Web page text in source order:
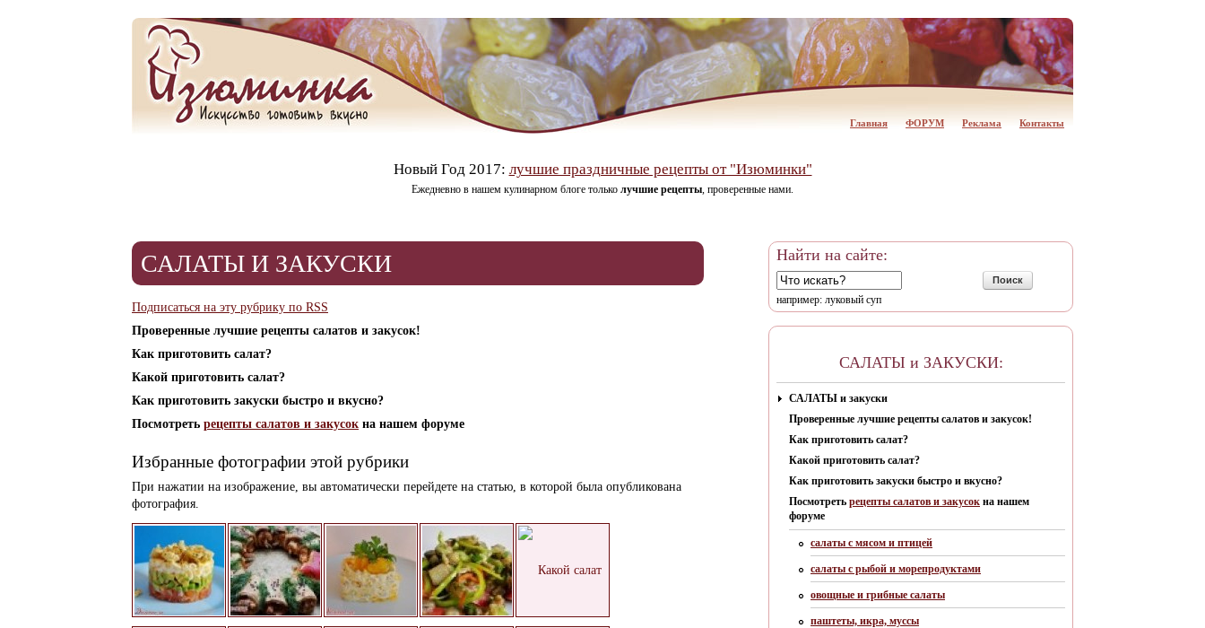
Главная ФОРУМ Реклама Контакты
Новый Год 2017: лучшие праздничные рецепты от "Изюминки"
Ежедневно в нашем кулинарном блоге только лучшие рецепты, проверенные нами.
САЛАТЫ И ЗАКУСКИ
Подписаться на эту рубрику по RSS
Проверенные лучшие рецепты салатов и закусок!
Как приготовить салат?
Какой приготовить салат?
Как приготовить закуски быстро и вкусно?
Посмотреть рецепты салатов и закусок на нашем форуме
Избранные фотографии этой рубрики
При нажатии на изображение, вы автоматически перейдете на статью, в которой была опубликована
фотография.
Найти на сайте:
Поиск
например: луковый суп
САЛАТЫ и ЗАКУСКИ:
САЛАТЫ и закуски
Проверенные лучшие рецепты салатов и закусок!
Как приготовить салат?
Какой приготовить салат?
Как приготовить закуски быстро и вкусно?
Посмотреть рецепты салатов и закусок на нашем
форуме
салаты с мясом и птицей
салаты с рыбой и морепродуктами
овощные и грибные салаты
паштеты, икра, муссы